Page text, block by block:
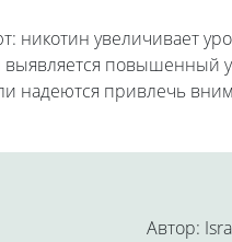
никотин увеличивает
выявляется повышенный
надеются привлечь
Автор: